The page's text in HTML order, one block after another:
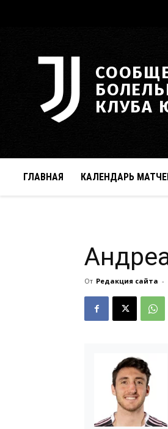
КЛУБА
ГЛАВНАЯ КАЛЕНДАРЬ
От Редакция сайта -